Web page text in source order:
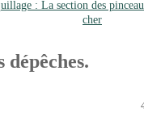
: La section des
cher